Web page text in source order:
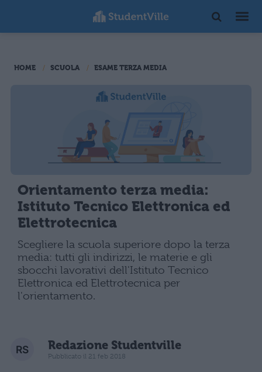
HOME SCUOLA ESAME TERZA MEDIA
Orientamento terza media:
Istituto Tecnico Elettronica ed
Elettrotecnica
Scegliere la scuola superiore dopo la terza
media: tutti gli indirizzi, le materie e gli
sbocchi lavorativi dell'Istituto Tecnico
Elettronica ed Elettrotecnica per
l'orientamento.
Redazione Studentville
Pubblicato il 21 feb 2018